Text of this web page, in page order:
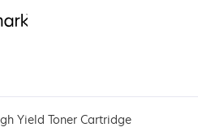
Yield Toner Cartridge